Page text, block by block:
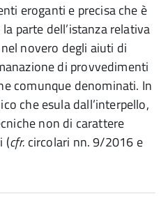
eroganti e precisa che è
parte dell’istanza relativa
novero degli aiuti di
di provvedimenti
comunque denominati. In
che esula dall’interpello,
non di carattere
(cfr. circolari nn. 9/2016 e